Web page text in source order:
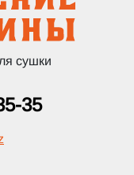
сушки
35